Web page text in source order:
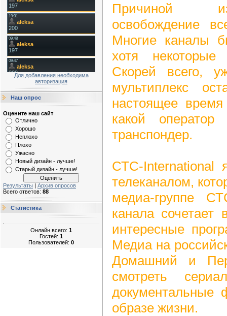
Для добавления необходима
авторизация
Наш опрос
Оцените наш сайт
Отлично
Хорошо
Неплохо
Плохо
Ужасно
Новый дизайн - лучше!
Старый дизайн - лучше!
Результаты | Архив опросов
Всего ответов: 88
Статистика
Онлайн всего: 1
Гостей: 1
Пользователей: 0
Причиной
освобождение
Многие каналы
хотя некоторые
Скорей всего,
мультиплекс
настоящее
какой оператор
транспондер.
СТС-International
телеканалом,
медиа-группе
канала
интересные
Медиа на
Домашний и
смотреть
образе жизни.